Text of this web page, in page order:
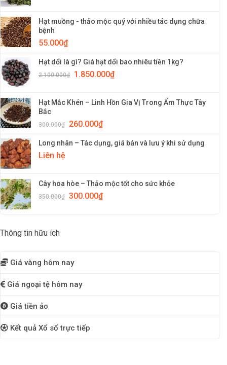
Hạt muồng - thảo mộc quý với nhiều tác dụng chữa
bệnh
55.000₫
Hạt dổi là gì? Giá hạt dổi bao nhiêu tiền 1kg?
2.100.000₫ 1.850.000₫
Hạt Mắc Khén – Linh Hồn Gia Vị Trong Ẩm Thực Tây
Bắc
300.000₫ 260.000₫
Long nhãn – Tác dụng, giá bán và lưu ý khi sử dụng
Liên hệ
Cây hoa hòe – Thảo mộc tốt cho sức khỏe
350.000₫ 300.000₫
Thông tin hữu ích
Giá vàng hôm nay
Giá ngoại tệ hôm nay
Giá tiền ảo
Kết quả Xổ số trực tiếp